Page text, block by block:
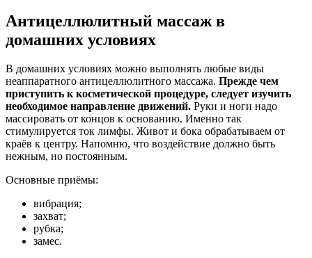
Антицеллюлитный массаж в
домашних условиях
В домашних условиях можно выполнять любые виды
неаппаратного антицеллюлитного массажа. Прежде чем
приступить к косметической процедуре, следует изучить
необходимое направление движений. Руки и ноги надо
массировать от концов к основанию. Именно так
стимулируется ток лимфы. Живот и бока обрабатываем от
краёв к центру. Напомню, что воздействие должно быть
нежным, но постоянным.
Основные приёмы:
вибрация;
захват;
рубка;
замес.